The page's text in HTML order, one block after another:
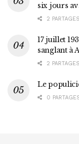
six jours
2 PARTAGES
17 juillet
sanglant à
2 PARTAGES
Le
0